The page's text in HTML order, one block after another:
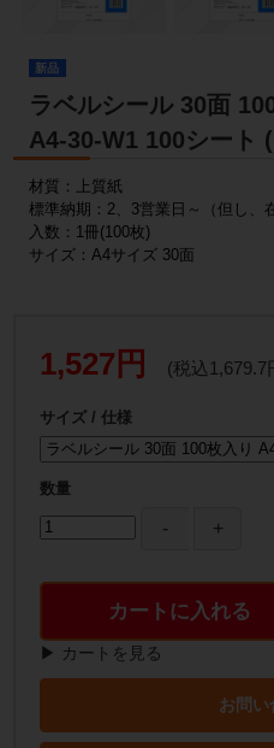
新品
ラベルシール 30面
A4-30-W1 100シート
材質：上質紙
標準納期：2、3営業日～（但し、
入数：1冊(100枚)
サイズ：A4サイズ 30面
1,527円 (税込1,679.7
サイズ / 仕様
数量
カートに入れる
▶ カートを見る
お問い